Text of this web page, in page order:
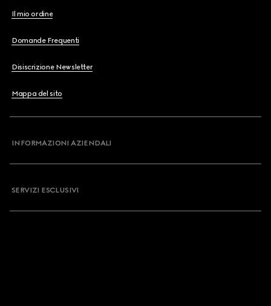
Il mio ordine
Domande Frequenti
Disiscrizione Newsletter
Mappa del sito
INFORMAZIONI AZIENDALI
SERVIZI ESCLUSIVI